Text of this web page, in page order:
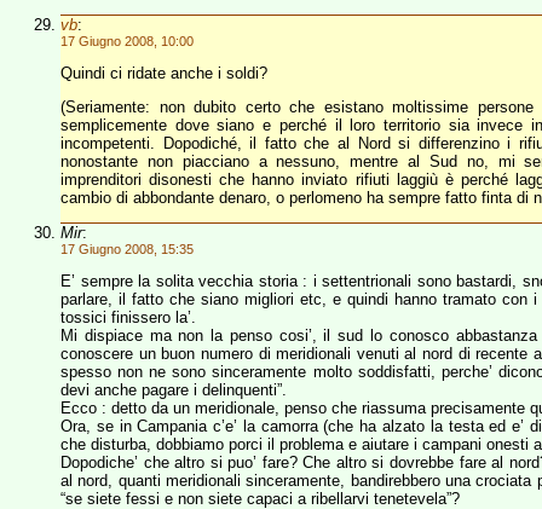
vb:
17 Giugno 2008, 10:00
Quindi ci ridate anche i soldi?
(Seriamente: non dubito certo che esistano moltissime
semplicemente dove siano e perché il loro territorio sia
incompetenti. Dopodiché, il fatto che al Nord si differenzino i
nonostante non piacciano a nessuno, mentre al Sud no, mi
imprenditori disonesti che hanno inviato rifiuti laggiù è perché
cambio di abbondante denaro, o perlomeno ha sempre fatto finta di
Mir:
17 Giugno 2008, 15:35
E’ sempre la solita vecchia storia : i settentrionali sono bastardi,
parlare, il fatto che siano migliori etc, e quindi hanno tramato con
tossici finissero la’.
Mi dispiace ma non la penso cosi’, il sud lo conosco
conoscere un buon numero di meridionali venuti al nord di
spesso non ne sono sinceramente molto soddisfatti, perche’
devi anche pagare i delinquenti”.
Ecco : detto da un meridionale, penso che riassuma precisamente
Ora, se in Campania c’e’ la camorra (che ha alzato la testa ed e’
che disturba, dobbiamo porci il problema e aiutare i campani onesti
Dopodiche’ che altro si puo’ fare? Che altro si dovrebbe fare al
al nord, quanti meridionali sinceramente, bandirebbero una
“se siete fessi e non siete capaci a ribellarvi tenetevela”?